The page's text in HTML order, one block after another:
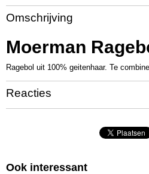
Productcode
MM1083
Omschrijving
Moerman
Ragebol uit 100% geitenhaar. Te
Reacties
Ook interessant